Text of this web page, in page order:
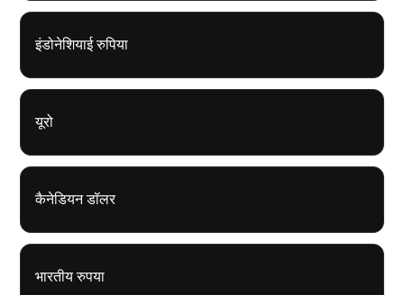
इंडोनेशियाई रुपिया
यूरो
कैनेडियन डॉलर
भारतीय रुपया